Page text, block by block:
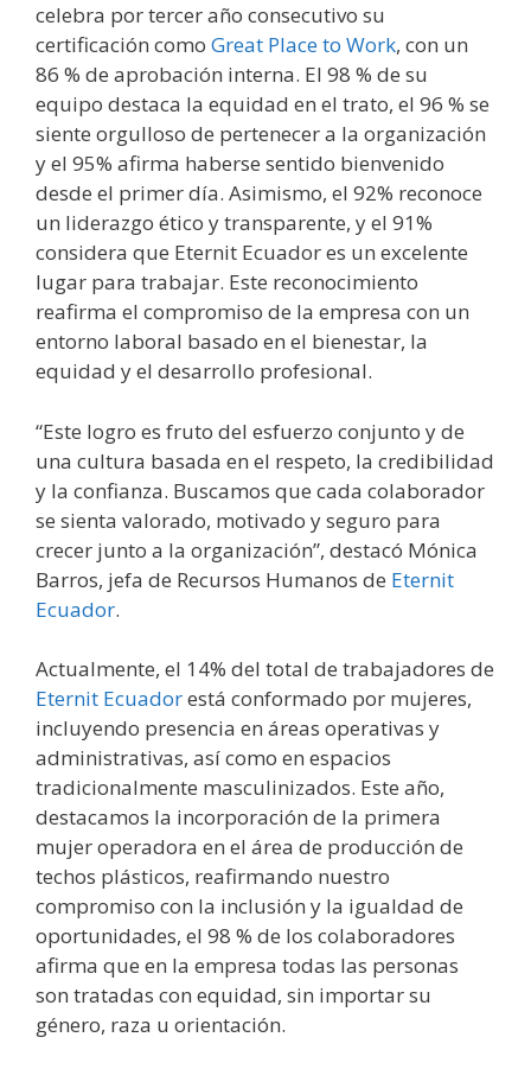
celebra por tercer año consecutivo su
certificación como Great Place to Work, con un
86 % de aprobación interna. El 98 % de su
equipo destaca la equidad en el trato, el 96 % se
siente orgulloso de pertenecer a la organización
y el 95% afirma haberse sentido bienvenido
desde el primer día. Asimismo, el 92% reconoce
un liderazgo ético y transparente, y el 91%
considera que Eternit Ecuador es un excelente
lugar para trabajar. Este reconocimiento
reafirma el compromiso de la empresa con un
entorno laboral basado en el bienestar, la
equidad y el desarrollo profesional.
“Este logro es fruto del esfuerzo conjunto y de
una cultura basada en el respeto, la credibilidad
y la confianza. Buscamos que cada colaborador
se sienta valorado, motivado y seguro para
crecer junto a la organización”, destacó Mónica
Barros, jefa de Recursos Humanos de Eternit
Ecuador.
Actualmente, el 14% del total de trabajadores de
Eternit Ecuadorestá conformado por mujeres,
incluyendo presencia en áreas operativas y
administrativas, así como en espacios
tradicionalmente masculinizados. Este año,
destacamos la incorporación de la primera
mujer operadora en el área de producción de
techos plásticos, reafirmando nuestro
compromiso con la inclusión y la igualdad de
oportunidades, el 98 % de los colaboradores
afirma que en la empresa todas las personas
son tratadas con equidad, sin importar su
género, raza u orientación.